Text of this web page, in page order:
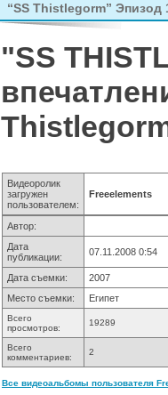
“SS Thistlegorm”
"SS
Видеоролик
загружен
пользователем:
Freeelements
Автор:
Дата
публикации:
07.11.2008 0:54
Дата съемки:
2007
Место съемки:
Египет
Всего
просмотров:
19289
Всего
комментариев:
2
Все видеоальбомы пользователя